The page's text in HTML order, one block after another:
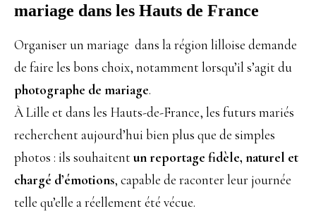
mariage dans les Hauts de France
Organiser un mariage dans la région lilloise demande
de faire les bons choix, notamment lorsqu’il s’agit du
photographe de mariage.
À Lille et dans les Hauts-de-France, les futurs mariés
recherchent aujourd’hui bien plus que de simples
photos : ils souhaitent un reportage fidèle, naturel et
chargé d’émotions, capable de raconter leur journée
telle qu’elle a réellement été vécue.